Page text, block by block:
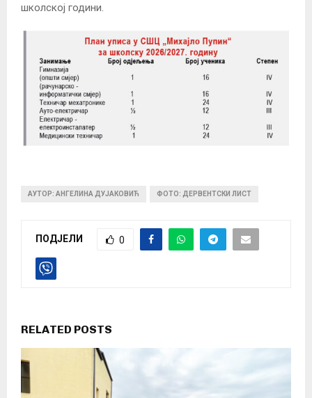
школској години.
АУТОР: АНГЕЛИНА ДУЈАКОВИЋ ФОТО: ДЕРВЕНТСКИ ЛИСТ
ПОДЈЕЛИ 0
RELATED POSTS